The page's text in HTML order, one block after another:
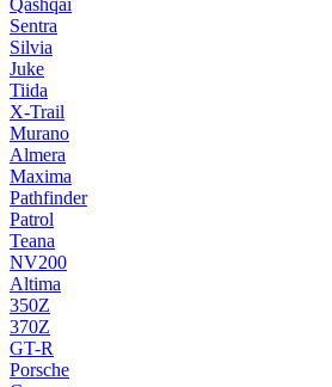
Qashqai
Sentra
Silvia
Juke
Tiida
X-Trail
Murano
Almera
Maxima
Pathfinder
Patrol
Teana
NV200
Altima
350Z
370Z
GT-R
Porsche